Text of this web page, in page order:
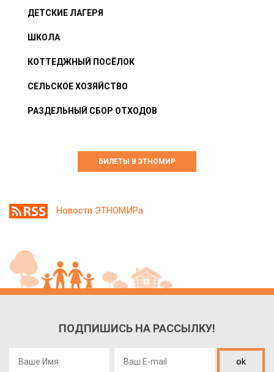
ДЕТСКИЕ ЛАГЕРЯ
ШКОЛА
КОТТЕДЖНЫЙ ПОСЁЛОК
СЕЛЬСКОЕ ХОЗЯЙСТВО
РАЗДЕЛЬНЫЙ СБОР ОТХОДОВ
БИЛЕТЫ В ЭТНОМИР
Новости ЭТНОМИРа
ПОДПИШИСЬ НА РАССЫЛКУ!
ok